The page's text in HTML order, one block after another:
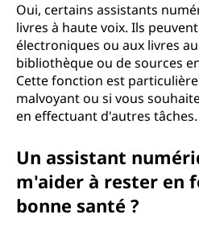
Oui, certains assistants
livres à haute voix. Ils
électroniques ou aux livres
bibliothèque ou de sources
Cette fonction est
malvoyant ou si vous
en effectuant d'autres tâches.
Un assistant
m'aider à rester en
bonne santé ?